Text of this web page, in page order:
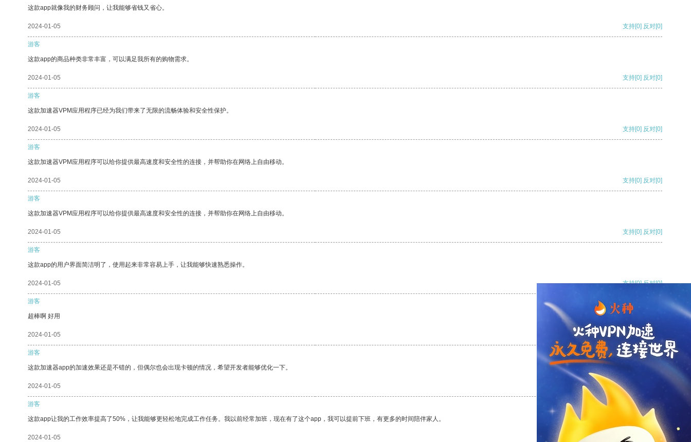
这款app就像我的财务顾问，让我能够省钱又省心。
2024-01-05 支持[0] 反对[0]
游客
这款app的商品种类非常丰富，可以满足我所有的购物需求。
2024-01-05 支持[0] 反对[0]
游客
这款加速器VPM应用程序已经为我们带来了无限的流畅体验和安全性保护。
2024-01-05 支持[0] 反对[0]
游客
这款加速器VPM应用程序可以给你提供最高速度和安全性的连接，并帮助你在网络上自由移动。
2024-01-05 支持[0] 反对[0]
游客
这款加速器VPM应用程序可以给你提供最高速度和安全性的连接，并帮助你在网络上自由移动。
2024-01-05 支持[0] 反对[0]
游客
这款app的用户界面简洁明了，使用起来非常容易上手，让我能够快速熟悉操作。
2024-01-05 支持[0] 反对[0]
游客
超棒啊 好用
2024-01-05 支持[0] 反对
游客
这款加速器app的加速效果还是不错的，但偶尔也会出现卡顿的情况，希望开发者能够优化一下。
2024-01-05 支持
游客
这款app让我的工作效率提高了50%，让我能够更轻松地完成工作任务。我以前经常加班，现在有了这个app，我可以提前下班，有更多的时间陪伴家人。
2024-01-05 支持 反对 [0]